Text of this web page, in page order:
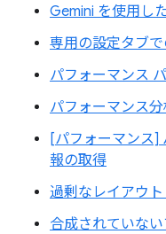
Gemini を使用し
専用の設定タブ
パフォーマンス
パフォーマンス
[パフォーマンス]
報の取得
過剰なレイアウ
合成されていな